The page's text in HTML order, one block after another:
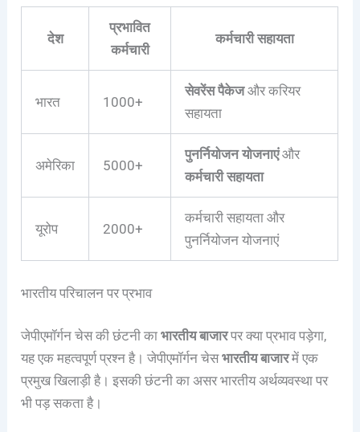
देश
प्रभावित
कर्मचारी
कर्मचारी सहायता
भारत 1000+
सेवरेंस पैकेजऔर करियर
सहायता
अमेरिका 5000+
पुनर्नियोजन योजनाएंऔर
कर्मचारी सहायता
यूरोप 2000+
कर्मचारी सहायता और
पुनर्नियोजन योजनाएं
भारतीय परिचालन पर प्रभाव
जेपीएमॉर्गन चेस की छंटनी काभारतीय बाजारपर क्या प्रभाव पड़ेगा,
यह एक महत्वपूर्ण प्रश्न है। जेपीएमॉर्गन चेसभारतीय बाजारमें एक
प्रमुख खिलाड़ी है। इसकी छंटनी का असर भारतीय अर्थव्यवस्था पर
भी पड़ सकता है।